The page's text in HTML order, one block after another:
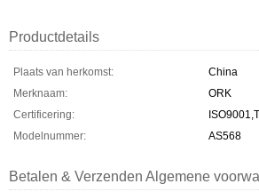
Productdetails
Plaats van herkomst:
China
Merknaam:
ORK
Certificering:
Modelnummer:
AS568
Betalen & Verzenden Algemene